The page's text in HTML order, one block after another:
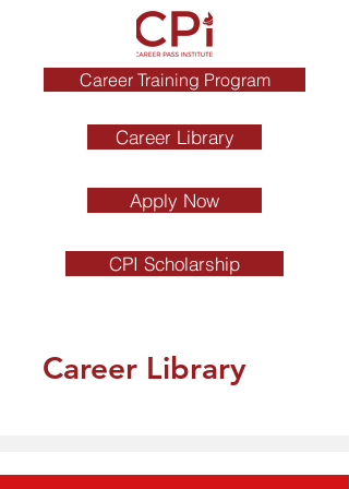
Career Training Program
Career Library
Apply Now
CPI Scholarship
Career Library